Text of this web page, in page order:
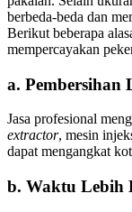
berbeda-beda dan
Berikut beberapa
mempercayakan
a. Pembersihan
Jasa profesional
extractor, mesin
dapat mengangkat
b. Waktu Lebih